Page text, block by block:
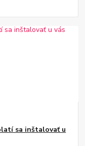
sa inštalovať u